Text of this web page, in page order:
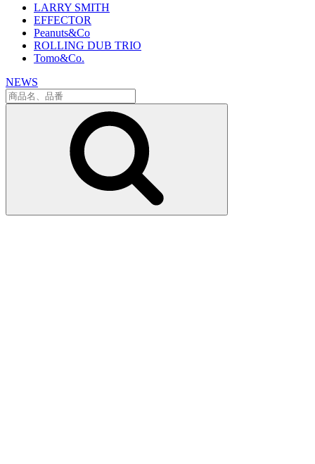
LARRY SMITH
EFFECTOR
Peanuts&Co
ROLLING DUB TRIO
Tomo&Co.
NEWS